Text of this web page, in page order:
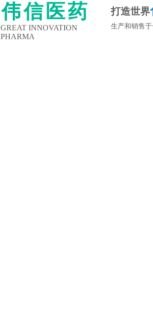
伟信医药
GREAT INNOVATION
PHARMA
打造世界
生产和销售